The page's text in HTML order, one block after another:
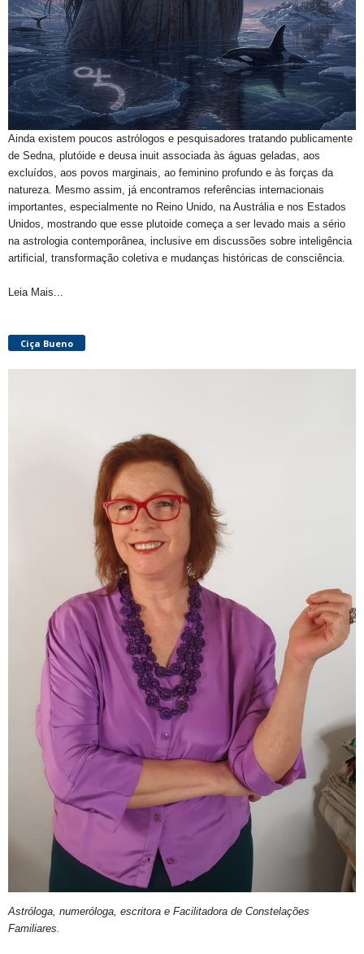
Ainda existem poucos astrólogos e pesquisadores tratando publicamente
de Sedna, plutóide e deusa inuit associada às águas geladas, aos
excluídos, aos povos marginais, ao feminino profundo e às forças da
natureza. Mesmo assim, já encontramos referências internacionais
importantes, especialmente no Reino Unido, na Austrália e nos Estados
Unidos, mostrando que esse plutoide começa a ser levado mais a sério
na astrologia contemporânea, inclusive em discussões sobre inteligência
artificial, transformação coletiva e mudanças históricas de consciência.
Leia Mais...
Ciça Bueno
Astróloga, numeróloga, escritora e Facilitadora de Constelações
Familiares.